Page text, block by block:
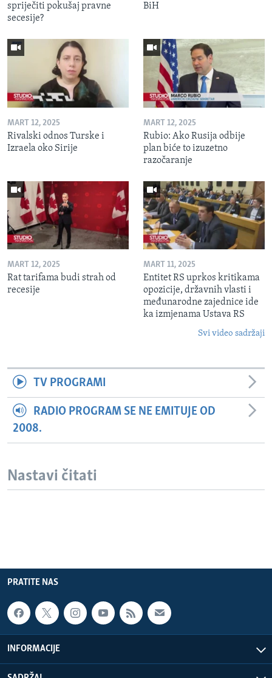
spriječiti pokušaj pravne
secesije?
BiH
MART 12, 2025
Rivalski odnos Turske i
Izraela oko Sirije
MART 12, 2025
Rubio: Ako Rusija odbije
plan biće to izuzetno
razočaranje
MART 12, 2025
Rat tarifama budi strah od
recesije
MART 11, 2025
Entitet RS uprkos kritikama
opozicije, državnih vlasti i
međunarodne zajednice ide
ka izmjenama Ustava RS
Svi video sadržaji
TV PROGRAMI
RADIO PROGRAM SE NE EMITUJE OD
2008.
Nastavi čitati
PRATITE NAS
INFORMACIJE